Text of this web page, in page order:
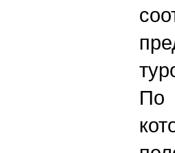
По